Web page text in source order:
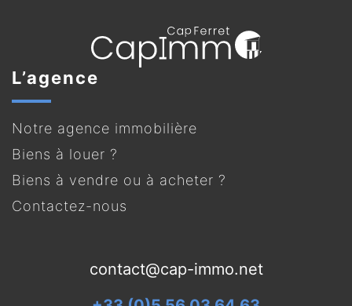
L’agence
Notre agence immobilière
Biens à louer ?
Biens à vendre ou à acheter ?
Contactez-nous
contact@cap-immo.net